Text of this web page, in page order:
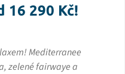
16 290 Kč!
Mediterranee
zelené fairwaye a